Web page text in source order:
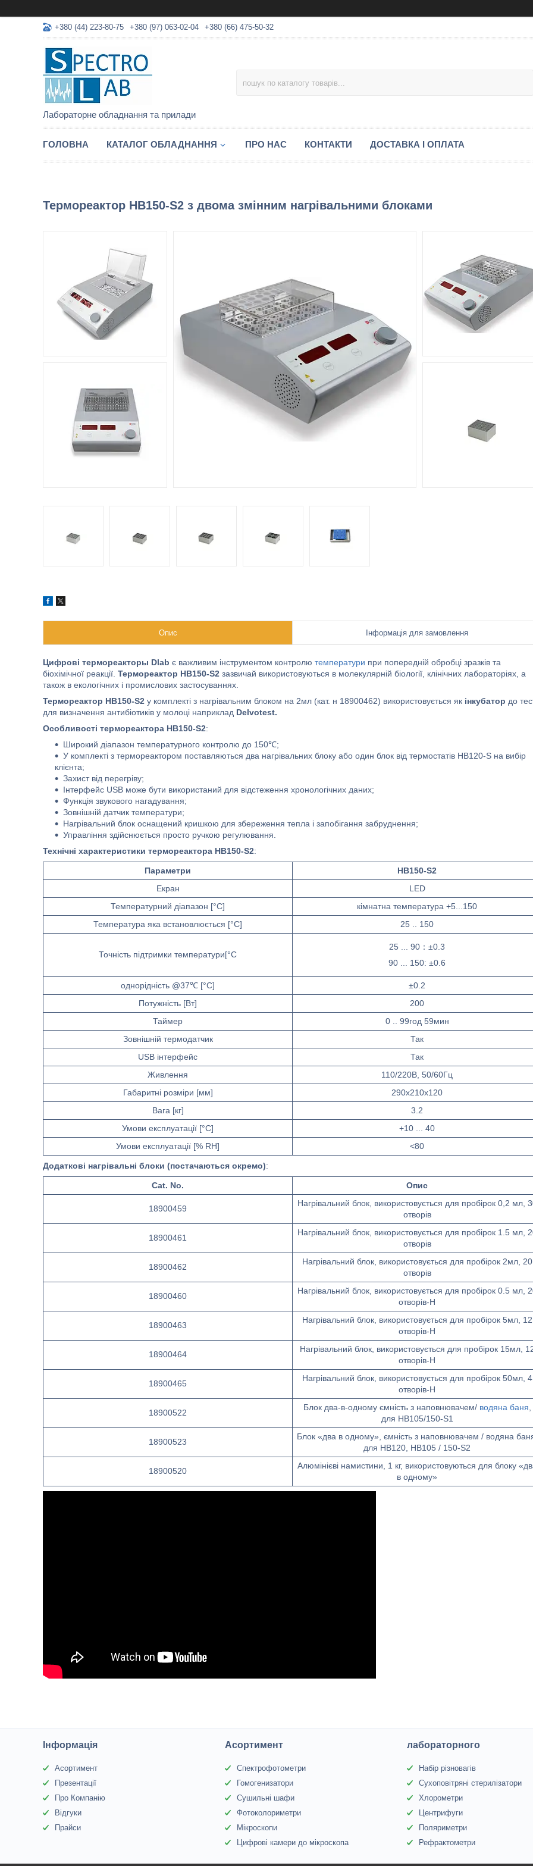
+380 (44) 223-80-75 +380 (97) 063-02-04 +380 (66) 475-50-32
Лабораторне обладнання та прилади
ГОЛОВНА КАТАЛОГ ОБЛАДНАННЯ ПРО НАС КОНТАКТИ ДОСТАВКА І ОПЛАТА
Термореактор HB150-S2 з двома змінним нагрівальними блоками
Опис Інформація для замовлення
Цифрові термореакторы Dlab є важливим інструментом контролю температури при попередній обробці зразків та
біохімічної реакції. Термореактор HB150-S2 зазвичай використовуються в молекулярній біології, клінічних лабораторіях, а
також в екологічних і промислових застосуваннях.
Термореактор HB150-S2 у комплекті з нагрівальним блоком на 2мл (кат. н 18900462) використовується як інкубатор до
для визначення антибіотиків у молоці наприклад Delvotest.
Особливості термореактора HB150-S2:
Широкий діапазон температурного контролю до 150℃;
У комплекті з термореактором поставляються два нагрівальних блоку або один блок від термостатів HB120-S на вибір
клієнта;
Захист від перегріву;
Інтерфейс USB може бути використаний для відстеження хронологічних даних;
Функція звукового нагадування;
Зовнішній датчик температури;
Нагрівальний блок оснащений кришкою для збереження тепла і запобігання забруднення;
Управління здійснюється просто ручкою регулювання.
Технічні характеристики термореактора HB150-S2:
Параметри
HB150-S2
Екран
LED
Температурний діапазон [°C]
кімнатна температура +5...150
Температура яка встановлюється [°C]
25 .. 150
Точність підтримки температури[°C
25 ... 90：±0.3
90 ... 150: ±0.6
однорідність @37℃ [°C]
±0.2
Потужність [Вт]
200
Таймер
0 .. 99год 59мин
Зовнішній термодатчик
Так
USB інтерфейс
Так
Живлення
110/220В, 50/60Гц
Габаритні розміри [мм]
290x210x120
Вага [кг]
3.2
Умови експлуатації [°C]
+10 ... 40
Умови експлуатації [% RH]
<80
Додаткові нагрівальні блоки (постачаються окремо):
Cat. No. Опис
18900459
Нагрівальний блок, використовується для пробірок 0,2 мл,
отворів
18900461
Нагрівальний блок, використовується для пробірок 1.5 мл,
отворів
18900462
Нагрівальний блок, використовується для пробірок 2мл, 20
отворів
18900460
Нагрівальний блок, використовується для пробірок 0.5 мл,
отворів-H
18900463
Нагрівальний блок, використовується для пробірок 5мл, 12
отворів-H
18900464
Нагрівальний блок, використовується для пробірок 15мл,
отворів-H
18900465
Нагрівальний блок, використовується для пробірок 50мл, 4
отворів-H
18900522
Блок два-в-одному ємність з наповнювачем/ водяна баня
для HB105/150-S1
18900523
Блок «два в одному», ємність з наповнювачем / водяна
для HB120, HB105 / 150-S2
18900520
Алюмінієві намистини, 1 кг, використовуються для блоку
в одному»
Інформація
Асортимент
Презентації
Про Компанію
Відгуки
Прайси
Асортимент
Спектрофотометри
Гомогенизатори
Сушильні шафи
Фотоколориметри
Мікроскопи
Цифрові камери до мікроскопа
лабораторного
Набір різновагів
Сухоповітряні стерилізатори
Хлорометри
Центрифуги
Поляриметри
Рефрактометри